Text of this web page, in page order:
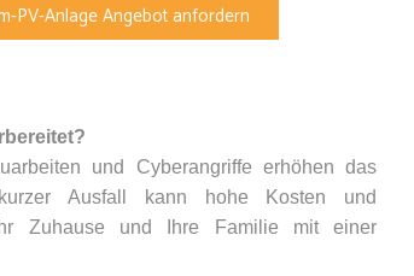
PV-Anlage Angebot anfordern
und Cyberangriffe erhöhen das
Ausfall kann hohe Kosten und
Zuhause und Ihre Familie mit einer